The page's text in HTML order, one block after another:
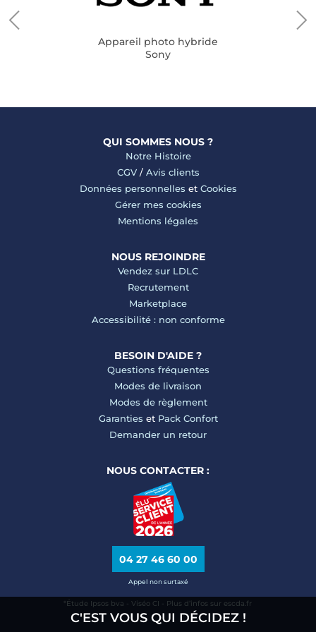
Appareil photo hybride
Sony
QUI SOMMES NOUS ?
Notre Histoire
CGV/ Avis clients
Données personnelles et Cookies
Gérer mes cookies
Mentions légales
NOUS REJOINDRE
Vendez sur LDLC
Recrutement
Marketplace
Accessibilité : non conforme
BESOIN D'AIDE ?
Questions fréquentes
Modes de livraison
Modes de règlement
Garanties et Pack Confort
Demander un retour
NOUS CONTACTER :
04 27 46 60 00
Appel non surtaxé
*Étude Ipsos bva - Viséo CI - Plus d’infos sur escda.fr
C'EST VOUS QUI DÉCIDEZ !